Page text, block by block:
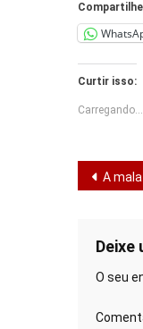
Curtir isso:
Carregando...
Post
A mala foi
Deixe
O seu